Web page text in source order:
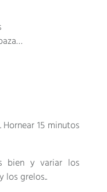
15 minutos
bien y variar los
los grelos..